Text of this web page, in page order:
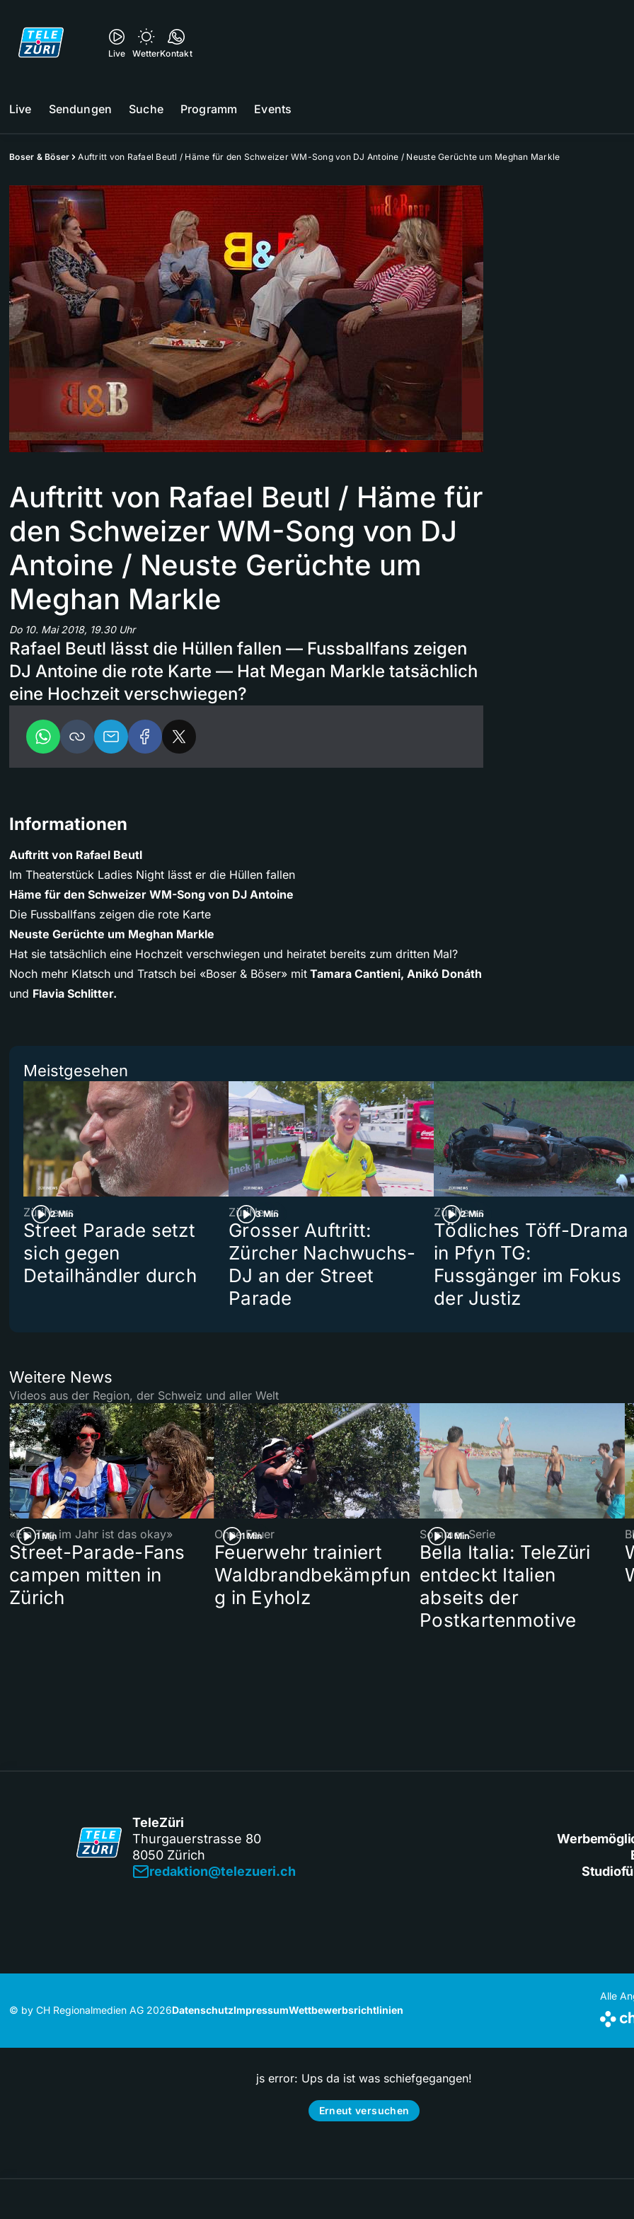
Live WetterKontakt
Live Sendungen Suche Programm Events
Boser & Böser Auftritt von Rafael Beutl / Häme für den Schweizer WM-Song von DJ Antoine / Neuste Gerüchte um Meghan Markle
Auftritt von Rafael Beutl / Häme für
den Schweizer WM-Song von DJ
Antoine / Neuste Gerüchte um
Meghan Markle
Do 10. Mai 2018, 19.30 Uhr
Rafael Beutl lässt die Hüllen fallen — Fussballfans zeigen
DJ Antoine die rote Karte — Hat Megan Markle tatsächlich
eine Hochzeit verschwiegen?
Informationen
Auftritt von Rafael Beutl
Im Theaterstück Ladies Night lässt er die Hüllen fallen
Häme für den Schweizer WM-Song von DJ Antoine
Die Fussballfans zeigen die rote Karte
Neuste Gerüchte um Meghan Markle
Hat sie tatsächlich eine Hochzeit verschwiegen und heiratet bereits zum dritten Mal?
Noch mehr Klatsch und Tratsch bei «Boser & Böser» mit Tamara Cantieni, Anikó Donáth
und Flavia Schlitter.
Meistgesehen
2 Min
ZüriNews
Street Parade setzt
sich gegen
Detailhändler durch
3 Min
ZüriNews
Grosser Auftritt:
Zürcher Nachwuchs-
DJ an der Street
Parade
2 Min
ZüriNews
Tödliches Töff-Drama
in Pfyn TG:
Fussgänger im Fokus
der Justiz
Weitere News
Videos aus der Region, der Schweiz und aller Welt
1 Min
«Ein Tag im Jahr ist das okay»
Street-Parade-Fans
campen mitten in
Zürich
1 Min
Ohne Feuer
Feuerwehr trainiert
Waldbrandbekämpfun
g in Eyholz
4 Min
Sommer-Serie
Bella Italia: TeleZüri
entdeckt Italien
abseits der
Postkartenmotive
TeleZüri
Thurgauerstrasse 80
8050 Zürich
redaktion@telezueri.ch
© by CH Regionalmedien AG 2026DatenschutzImpressumWettbewerbsrichtlinien
Alle
js error: Ups da ist was schiefgegangen!
Erneut versuchen